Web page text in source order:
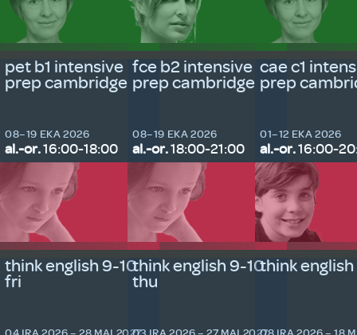
pet b1 intensive
prep cambridge
08–19 EKA 2026
al.-or.16:00-18:00
fce b2 intensive
prep cambridge
08–19 EKA 2026
al.-or.18:00-21:00
cae c1
prep
01–12 EKA 2026
al.-or.16:00-
think english 9-10
fri
think english 9-10
thu
think english